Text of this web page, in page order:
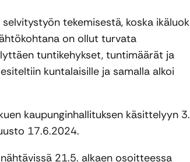
tekemisestä, koska
on ollut turvata
tuntikehykset, tuntimäärät ja
kuntalaisille ja samalla alkoi
kaupunginhallituksen käsittelyyn
17.6.2024.
21.5. alkaen osoitteessa